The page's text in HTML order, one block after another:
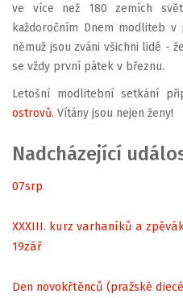
ve více než 180 zemích
každoročním Dnem modliteb
němuž jsou zváni všichni lidé -
se vždy první pátek v březnu.
Letošní modlitební setkání
ostrovů. Vítány jsou nejen ženy!
Nadcházející
07srp
XXXIII. kurz varhaníků a
19zář
Den novokřtěnců (pražské